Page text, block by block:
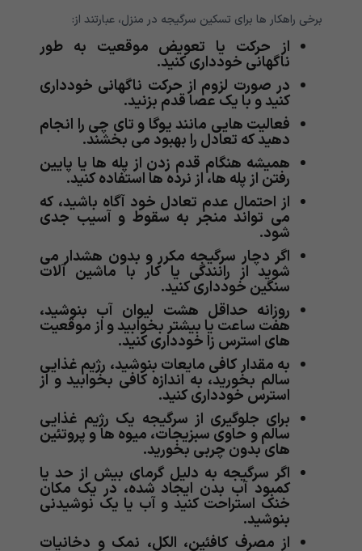
برخی راهکار ها برای تسکین سرگیجه در منزل، عبارتند از:
از حرکت یا تعویض موقعیت به طور
ناگهانی خودداری کنید.
در صورت لزوم از حرکت ناگهانی خودداری
کنید و با یک عصا قدم بزنید.
فعالیت هایی مانند یوگا و تای چی را انجام
دهید که تعادل را بهبود می بخشند.
همیشه هنگام قدم زدن از پله ها یا پایین
رفتن از پله ها، از نرده ها استفاده کنید.
از احتمال عدم تعادل خود آگاه باشید، که
می تواند منجر به سقوط و آسیب جدی
شود.
اگر دچار سرگیجه مکرر و بدون هشدار می
شوید از رانندگی یا کار با ماشین آلات
سنگین خودداری کنید.
روزانه حداقل هشت لیوان آب بنوشید،
هفت ساعت یا بیشتر بخوابید و از موقعیت
های استرس زا خودداری کنید.
به مقدار کافی مایعات بنوشید، رژیم غذایی
سالم بخورید، به اندازه کافی بخوابید و از
استرس خودداری کنید.
برای جلوگیری از سرگیجه یک رژیم غذایی
سالم و حاوی سبزیجات، میوه ها و پروتئین
های بدون چربی بخورید.
اگر سرگیجه به دلیل گرمای بیش از حد یا
کمبود آب بدن ایجاد شده، در یک مکان
خنک استراحت کنید و آب یا یک نوشیدنی
بنوشید.
از مصرف کافئین، الکل، نمک و دخانیات